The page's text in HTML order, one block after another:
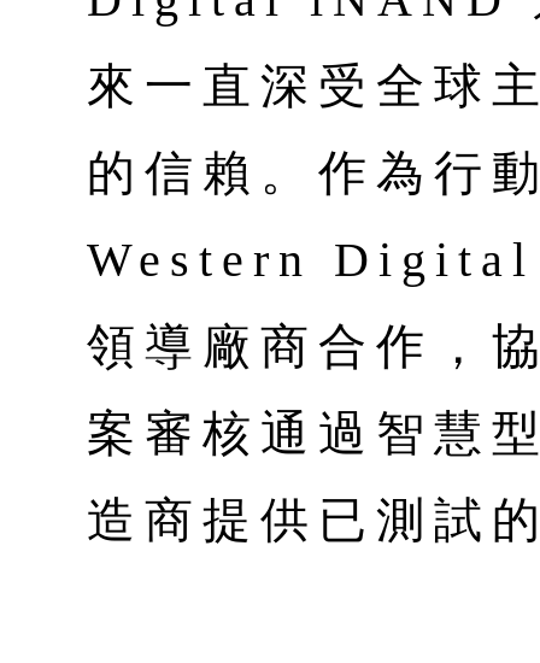
來一直深受全球
的信賴。作為行
Western Digital
領導廠商合作，
案審核通過智慧
造商提供已測試